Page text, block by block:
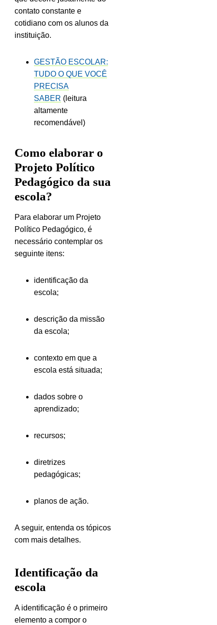
contato constante e
cotidiano com os alunos da
instituição.
GESTÃO ESCOLAR:
TUDO O QUE VOCÊ
PRECISA
SABER (leitura
altamente
recomendável)
Como elaborar o
Projeto Político
Pedagógico da sua
escola?
Para elaborar um Projeto
Político Pedagógico, é
necessário contemplar os
seguinte itens:
identificação da
escola;
descrição da missão
da escola;
contexto em que a
escola está situada;
dados sobre o
aprendizado;
recursos;
diretrizes
pedagógicas;
planos de ação.
A seguir, entenda os tópicos
com mais detalhes.
Identificação da
escola
A identificação é o primeiro
elemento a compor o